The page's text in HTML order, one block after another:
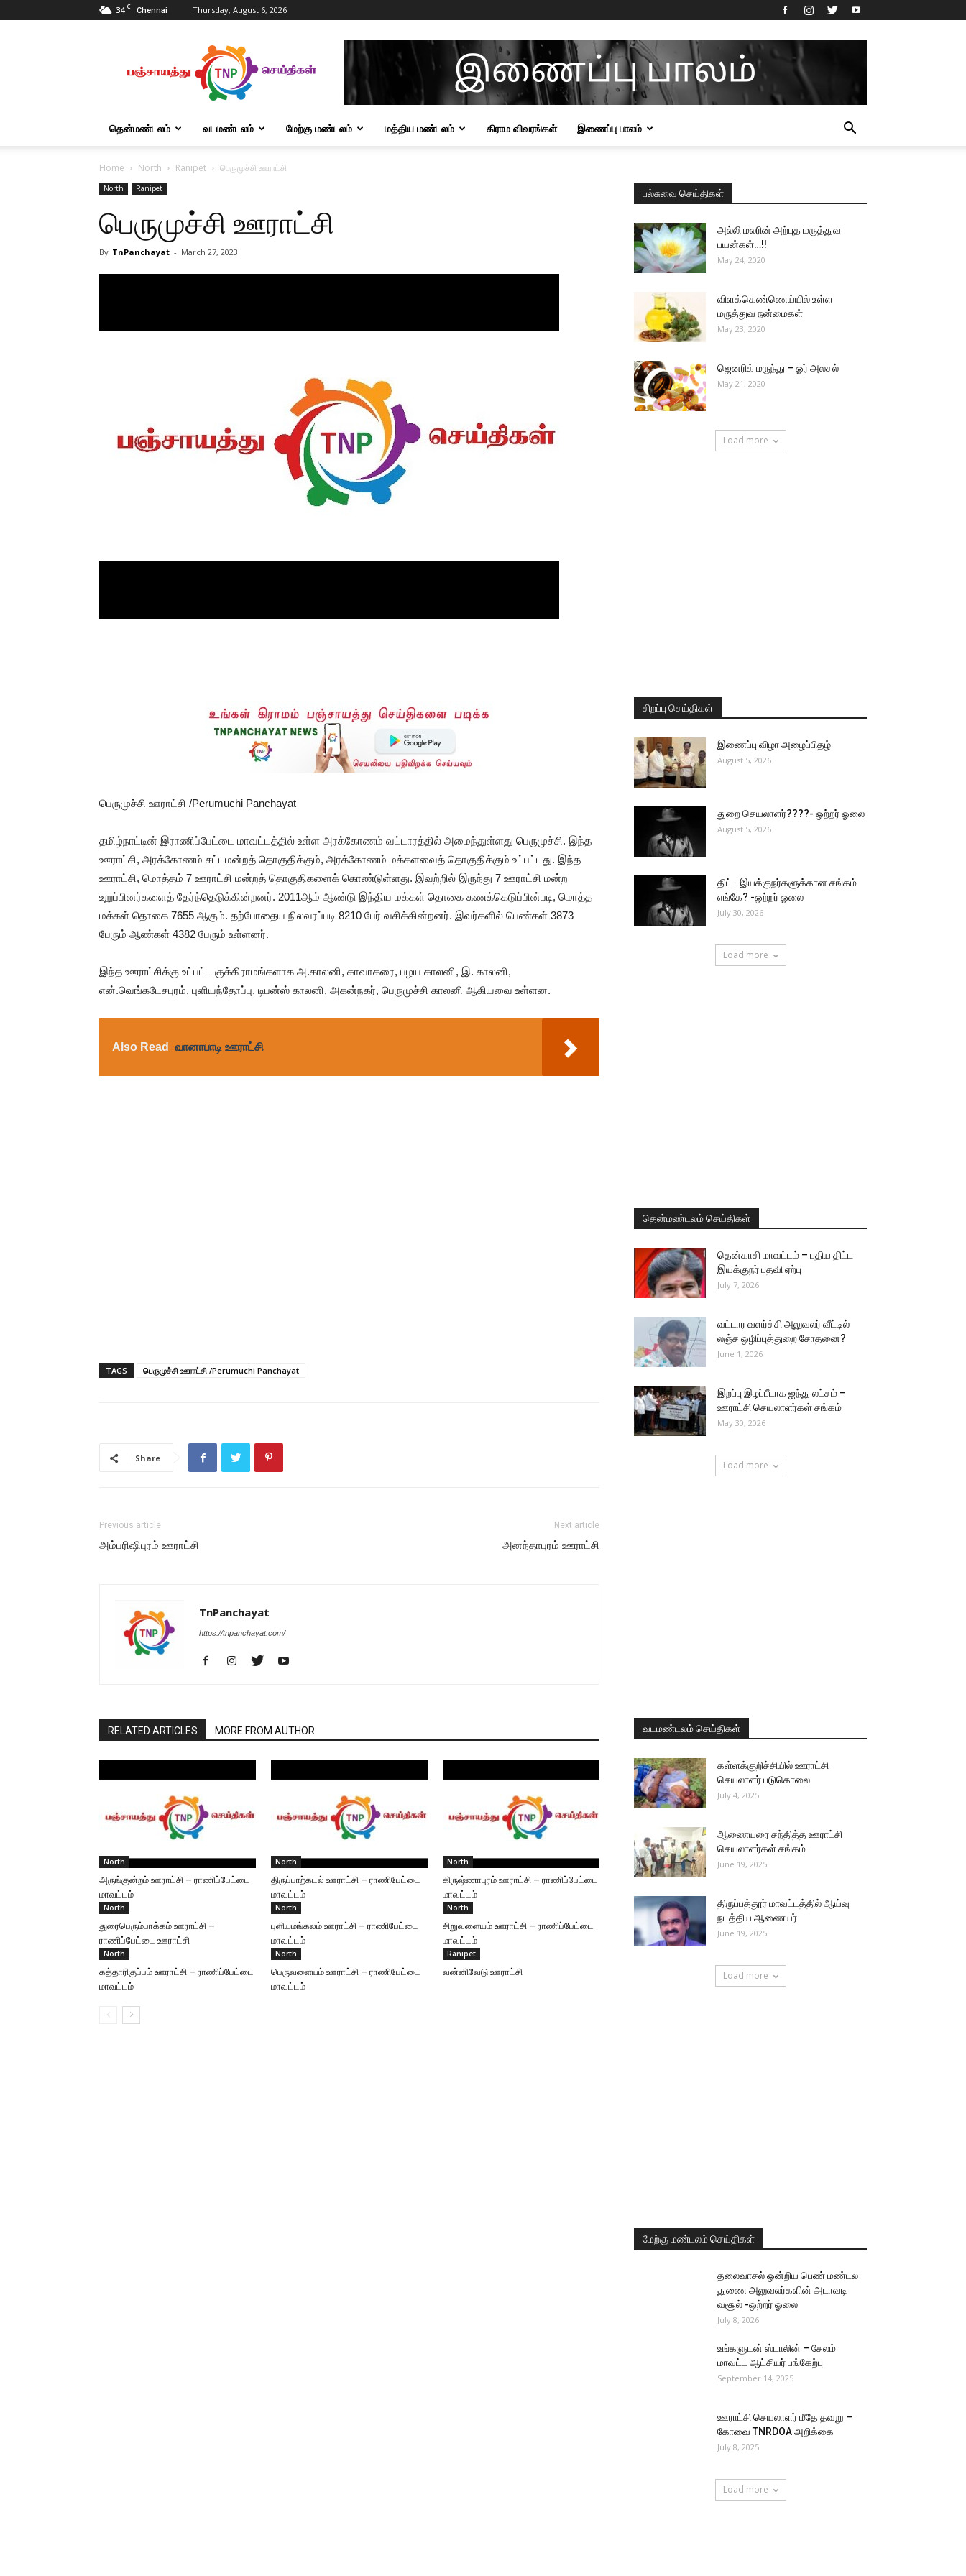
34 C Chennai Thursday, August 6, 2026
Tnpanchayat
தென்மண்டலம் வடமண்டலம் மேற்கு மண்டலம் மத்திய மண்டலம் கிராம விவரங்கள் இணைப்பு பாலம்
Home North Ranipet பெருமுச்சி ஊராட்சி
North Ranipet
பெருமுச்சி ஊராட்சி
By TnPanchayat - March 27, 2023
பெருமுச்சி ஊராட்சி /Perumuchi Panchayat
தமிழ்நாட்டின் இராணிப்பேட்டை மாவட்டத்தில் உள்ள அரக்கோணம் வட்டாரத்தில் அமைந்துள்ளது பெருமுச்சி. இந்த
ஊராட்சி, அரக்கோணம் சட்டமன்றத் தொகுதிக்கும், அரக்கோணம் மக்களவைத் தொகுதிக்கும் உட்பட்டது. இந்த
ஊராட்சி, மொத்தம் 7 ஊராட்சி மன்றத் தொகுதிகளைக் கொண்டுள்ளது. இவற்றில் இருந்து 7 ஊராட்சி மன்ற
உறுப்பினர்களைத் தேர்ந்தெடுக்கின்றனர். 2011ஆம் ஆண்டு இந்திய மக்கள் தொகை கணக்கெடுப்பின்படி, மொத்த
மக்கள் தொகை 7655 ஆகும். தற்போதைய நிலவரப்படி 8210 பேர் வசிக்கின்றனர். இவர்களில் பெண்கள் 3873
பேரும் ஆண்கள் 4382 பேரும் உள்ளனர்.
இந்த ஊராட்சிக்கு உட்பட்ட குக்கிராமங்களாக அ.காலனி, காவாகரை, பழய காலனி, இ. காலனி,
என்.வெங்கடேசபுரம், புளியந்தோப்பு, டிபன்ஸ் காலனி, அகன்நகர், பெருமுச்சி காலனி ஆகியவை உள்ளன.
Also Read வானாபாடி ஊராட்சி
TAGS பெருமுச்சி ஊராட்சி /Perumuchi Panchayat
Share
Previous article
அம்பரிஷிபுரம் ஊராட்சி
Next article
அனந்தாபுரம் ஊராட்சி
TnPanchayat
https://tnpanchayat.com/
RELATED ARTICLES MORE FROM AUTHOR
North
அருங்குன்றம் ஊராட்சி – ராணிப்பேட்டை
மாவட்டம்
North
திருப்பாற்கடல் ஊராட்சி – ராணிபேட்டை
மாவட்டம்
North
கிருஷ்ணாபுரம் ஊராட்சி – ராணிப்பேட்டை
மாவட்டம்
North
துரைபெரும்பாக்கம் ஊராட்சி –
ராணிப்பேட்டை ஊராட்சி
North
புளியமங்கலம் ஊராட்சி – ராணிபேட்டை
மாவட்டம்
North
சிறுவளையம் ஊராட்சி – ராணிப்பேட்டை
மாவட்டம்
North
கத்தாரிகுப்பம் ஊராட்சி – ராணிப்பேட்டை
மாவட்டம்
North
பெருவளையம் ஊராட்சி – ராணிபேட்டை
மாவட்டம்
Ranipet
வன்னிவேடு ஊராட்சி
பல்சுவை செய்திகள்
அல்லி மலரின் அற்புத மருத்துவ
பயன்கள்…!!
May 24, 2020
விளக்கெண்ணெய்யில் உள்ள
மருத்துவ நன்மைகள்
May 23, 2020
ஜெனரிக் மருந்து – ஓர் அலசல்
May 21, 2020
Load more
சிறப்பு செய்திகள்
இணைப்பு விழா அழைப்பிதழ்
August 5, 2026
துறை செயலாளர்????- ஒற்றர் ஓலை
August 5, 2026
திட்ட இயக்குநர்களுக்கான சங்கம்
எங்கே? -ஒற்றர் ஓலை
July 30, 2026
Load more
தென்மண்டலம் செய்திகள்
தென்காசி மாவட்டம் – புதிய திட்ட
இயக்குநர் பதவி ஏற்பு
July 7, 2026
வட்டார வளர்ச்சி அலுவலர் வீட்டில்
லஞ்ச ஒழிப்புத்துறை சோதனை?
June 1, 2026
இறப்பு இழப்பீடாக ஐந்து லட்சம் –
ஊராட்சி செயலாளர்கள் சங்கம்
May 30, 2026
Load more
வடமண்டலம் செய்திகள்
கள்ளக்குறிச்சியில் ஊராட்சி
செயலாளர் படுகொலை
July 4, 2025
ஆணையரை சந்தித்த ஊராட்சி
செயலாளர்கள் சங்கம்
June 19, 2025
திருப்பத்தூர் மாவட்டத்தில் ஆய்வு
நடத்திய ஆணையர்
June 19, 2025
Load more
மேற்கு மண்டலம் செய்திகள்
தலைவாசல் ஒன்றிய பெண் மண்டல
துணை அலுவலர்களின் அடாவடி
வசூல் -ஒற்றர் ஓலை
July 8, 2026
உங்களுடன் ஸ்டாலின் – சேலம்
மாவட்ட ஆட்சியர் பங்கேற்பு
September 14, 2025
ஊராட்சி செயலாளர் மீதே தவறு –
கோவை TNRDOA அறிக்கை
July 8, 2025
Load more